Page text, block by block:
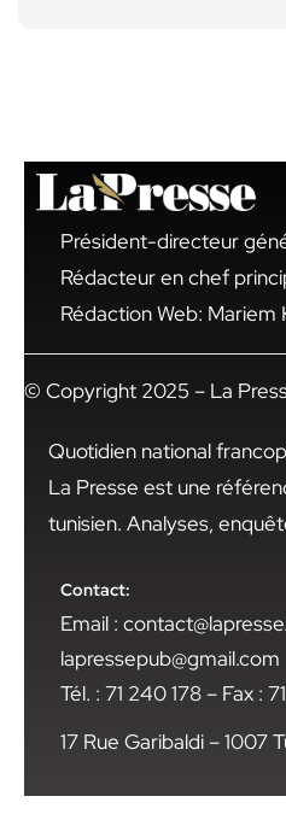
Président-directeur
Rédacteur en chef
Rédaction Web: Mariem
© Copyright 2025 – La
Quotidien national
La Presse est une
tunisien. Analyses,
Contact:
Email :
lapressepub@gmail.com
Tél. : 71 240 178 – Fax :
17 Rue Garibaldi – 1007